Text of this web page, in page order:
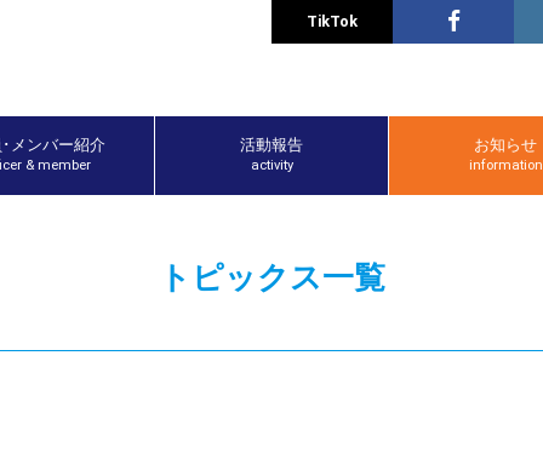
TikTok
メンバー紹介
& member
活動報告
activity
お知らせ
information
トピックス一覧